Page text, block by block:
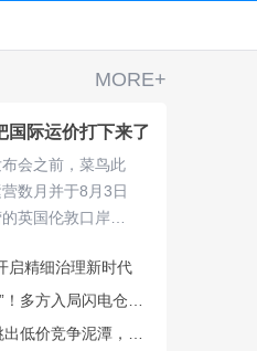
MORE+
国际运价打下来了
会之前，菜鸟此
数月并于8月3日
英国伦敦口岸
验、末端派送收拢
系，包裹落地后
时完成末端派送。
启精细治理新时代